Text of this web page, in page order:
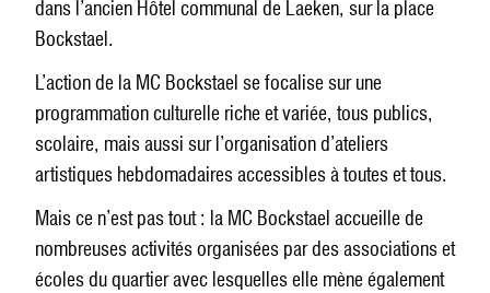
dans l’ancien Hôtel communal de Laeken, sur la place
Bockstael.
L’action de la MC Bockstael se focalise sur une
programmation culturelle riche et variée, tous publics,
scolaire, mais aussi sur l’organisation d’ateliers
artistiques hebdomadaires accessibles à toutes et tous.
Mais ce n’est pas tout : la MC Bockstael accueille de
nombreuses activités organisées par des associations et
écoles du quartier avec lesquelles elle mène également